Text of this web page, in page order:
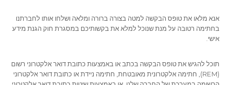
אנא מלאו את טופס הבקשה למטה בצורה ברורה ומלאה ושלחו אותו לחברתנו
בחתימה רטובה על מנת שנוכל למלא את בקשותיכם במסגרת חוק הגנת מידע
אישי.
תוכל להגיש את טופס הבקשה בכתב או באמצעות כתובת דואר אלקטרוני רשום
(REM), חתימה אלקטרונית מאובטחת, חתימה ניידת או כתובת דואר אלקטרוני